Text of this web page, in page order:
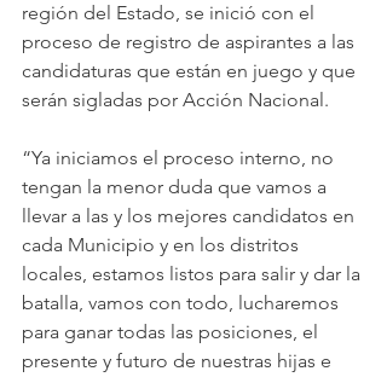
región del Estado, se inició con el
proceso de registro de aspirantes a las
candidaturas que están en juego y que
serán sigladas por Acción Nacional.
“Ya iniciamos el proceso interno, no
tengan la menor duda que vamos a
llevar a las y los mejores candidatos en
cada Municipio y en los distritos
locales, estamos listos para salir y dar la
batalla, vamos con todo, lucharemos
para ganar todas las posiciones, el
presente y futuro de nuestras hijas e